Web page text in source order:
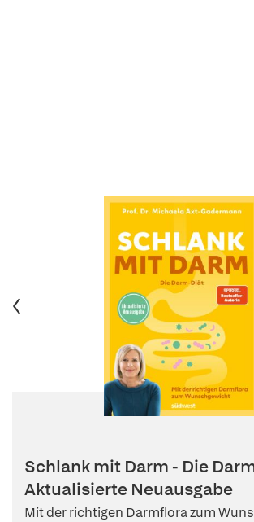
Schlank mit Darm - Die
Aktualisierte Neuausgabe
Mit der richtigen Darmflora zum